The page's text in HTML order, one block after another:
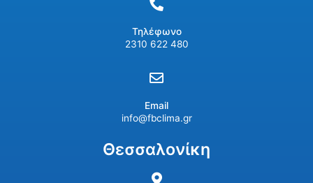
Τηλέφωνο
2310 622 480
Email
info@fbclima.gr
Θεσσαλονίκη